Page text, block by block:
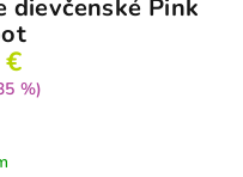
dievčenské Pink
%)